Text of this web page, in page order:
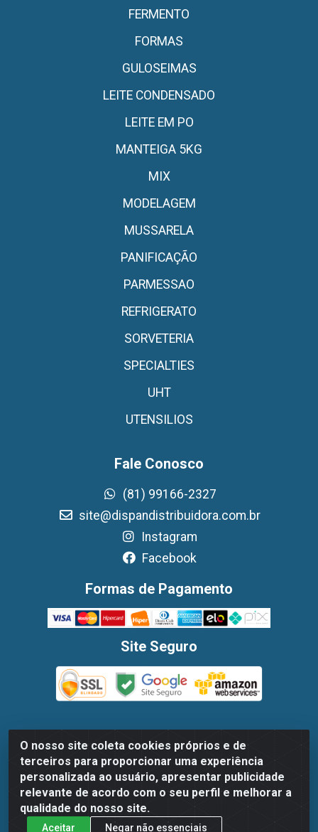
O nosso site coleta cookies próprios e de
terceiros para proporcionar uma experiência
personalizada ao usuário, apresentar publicidade
relevante de acordo com o seu perfil e melhorar a
qualidade do nosso site.
Aceitar Negar não essenciais
FERMENTO
FORMAS
GULOSEIMAS
LEITE CONDENSADO
LEITE EM PO
MANTEIGA 5KG
MIX
MODELAGEM
MUSSARELA
PANIFICAÇÃO
PARMESSAO
REFRIGERATO
SORVETERIA
SPECIALTIES
UHT
UTENSILIOS
Fale Conosco
(81) 99166-2327
site@dispandistribuidora.com.br
Instagram
Facebook
Formas de Pagamento
Site Seguro
Dispan Distribuidora de Alimentos LTDA - Avenida Marechal
Mascarenhas De Moraes, 1048- Imbiribeira, Recife/PE - CEP
51.170-000 - CNPJ 30.779.584/0003-78